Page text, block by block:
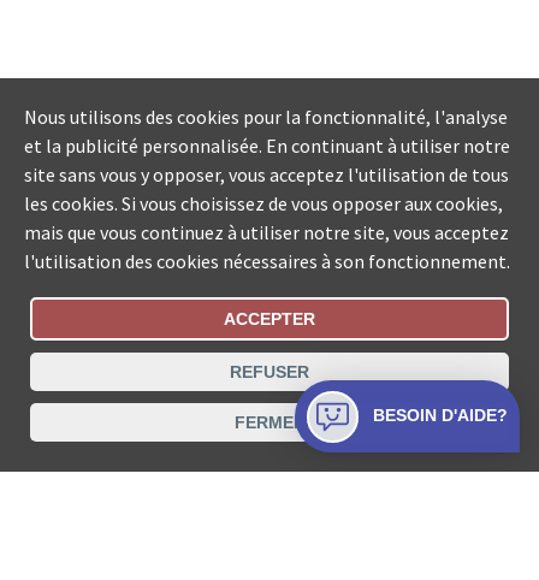
Statut De La Commande
Recherche des offices de Suisse
Protection des données Mentions légales
Conditions d’utilisation Contact
Nous utilisons des cookies pour la fonctionnalité, l'analyse
et la publicité personnalisée. En continuant à utiliser notre
site sans vous y opposer, vous acceptez l'utilisation de tous
les cookies. Si vous choisissez de vous opposer aux cookies,
mais que vous continuez à utiliser notre site, vous acceptez
l'utilisation des cookies nécessaires à son fonctionnement.
ACCEPTER
REFUSER
FERMER BESOIN D'AIDE?